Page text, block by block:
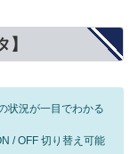
状況が一目でわかる
/ OFF 切り替え可能